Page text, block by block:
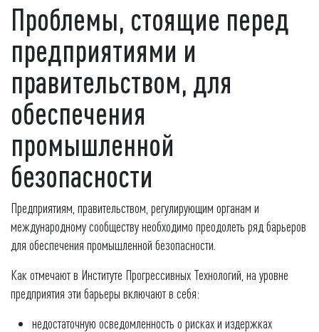
Проблемы, стоящие перед
предприятиями и
правительством, для
обеспечения
промышленной
безопасности
Предприятиям, правительством, регулирующим органам и
международному сообществу необходимо преодолеть ряд барьеров
для обеспечения промышленной безопасности.
Как отмечают в Институте Прогрессивных Технологий, на уровне
предприятия эти барьеры включают в себя:
недостаточную осведомленность о рисках и издержках